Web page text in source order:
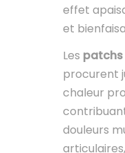
effet
et
Les
procurent
chaleur
douleurs